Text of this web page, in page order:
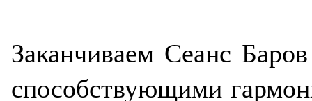
Заканчиваем Сеанс
способствующими